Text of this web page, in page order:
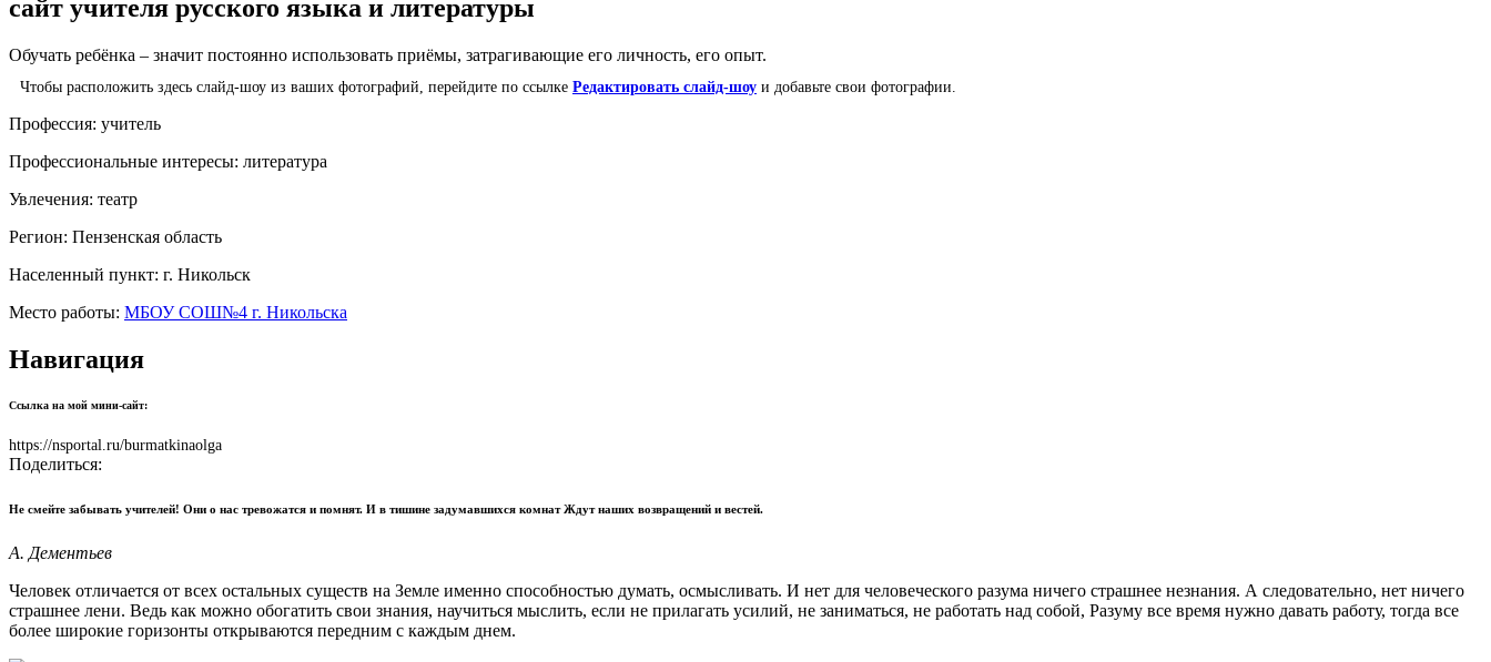
сайт учителя русского языка и литературы
Обучать ребёнка – значит постоянно использовать приёмы, затрагивающие его личность, его опыт.
Чтобы расположить здесь слайд-шоу из ваших фотографий, перейдите по ссылке Редактировать слайд-шоу и добавьте свои фотографии.
Профессия: учитель
Профессиональные интересы: литература
Увлечения: театр
Регион: Пензенская область
Населенный пункт: г. Никольск
Место работы: МБОУ СОШ№4 г. Никольска
Навигация
Ссылка на мой мини-сайт:
https://nsportal.ru/burmatkinaolga
Поделиться:
Не смейте забывать учителей! Они о нас тревожатся и помнят. И в тишине задумавшихся комнат Ждут наших возвращений и вестей.
А. Дементьев
Человек отличается от всех остальных существ на Земле именно способностью думать, осмысливать. И нет для человеческого разума ничего страшнее незнания. А следовательно, нет ничего
страшнее лени. Ведь как можно обогатить свои знания, научиться мыслить, если не прилагать усилий, не заниматься, не работать над собой, Разуму все время нужно давать работу, тогда все
более широкие горизонты открываются передним с каждым днем.